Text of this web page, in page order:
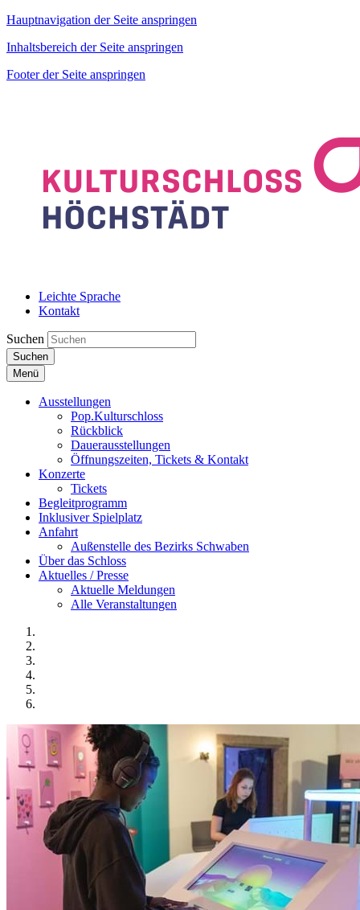
Hauptnavigation der Seite anspringen
Inhaltsbereich der Seite anspringen
Footer der Seite anspringen
Leichte Sprache
Kontakt
Suchen
Suchen
Menü
Ausstellungen
Pop.Kulturschloss
Rückblick
Dauerausstellungen
Öffnungszeiten, Tickets & Kontakt
Konzerte
Tickets
Begleitprogramm
Inklusiver Spielplatz
Anfahrt
Außenstelle des Bezirks Schwaben
Über das Schloss
Aktuelles / Presse
Aktuelle Meldungen
Alle Veranstaltungen